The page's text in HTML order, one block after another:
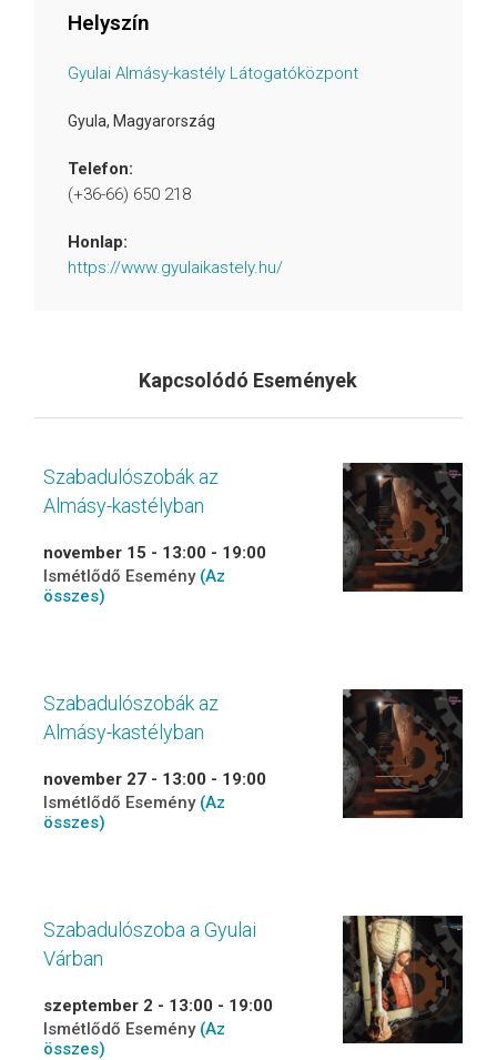
Helyszín
Gyulai Almásy-kastély Látogatóközpont
Gyula, Magyarország
Telefon:
(+36-66) 650 218
Honlap:
https://www.gyulaikastely.hu/
Kapcsolódó Események
Szabadulószobák az
Almásy-kastélyban
november 15 - 13:00 - 19:00
Ismétlődő Esemény (Az
összes)
Szabadulószobák az
Almásy-kastélyban
november 27 - 13:00 - 19:00
Ismétlődő Esemény (Az
összes)
Szabadulószoba a Gyulai
Várban
szeptember 2 - 13:00 - 19:00
Ismétlődő Esemény (Az
összes)